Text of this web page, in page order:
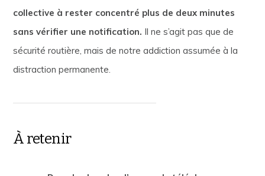
collective à rester concentré plus de deux minutes
sans vérifier une notification. Il ne s’agit pas que de
sécurité routière, mais de notre addiction assumée à la
distraction permanente.
À retenir